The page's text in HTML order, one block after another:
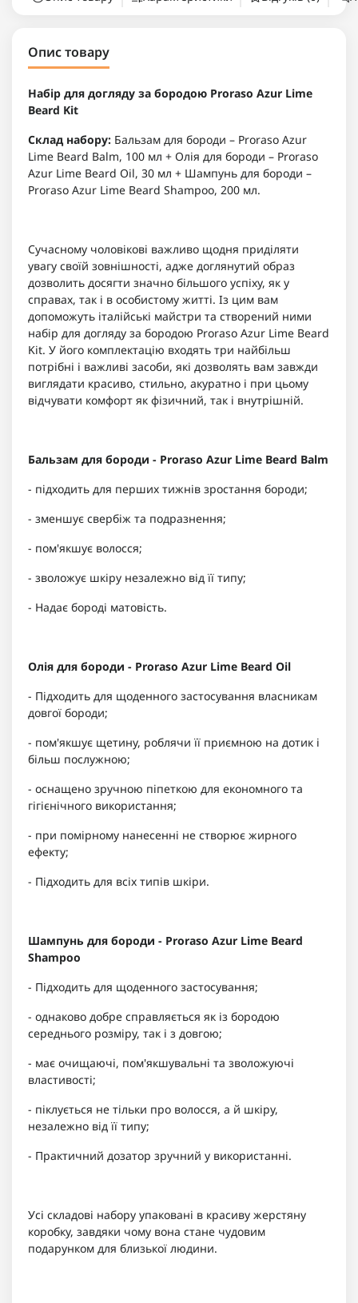
Опис товару
Набір для догляду за бородою Proraso Azur Lime
Beard Kit
Склад набору: Бальзам для бороди – Proraso Azur
Lime Beard Balm, 100 мл + Олія для бороди – Proraso
Azur Lime Beard Oil, 30 мл + Шампунь для бороди –
Proraso Azur Lime Beard Shampoo, 200 мл.
Сучасному чоловікові важливо щодня приділяти
увагу своїй зовнішності, адже доглянутий образ
дозволить досягти значно більшого успіху, як у
справах, так і в особистому житті. Із цим вам
допоможуть італійські майстри та створений ними
набір для догляду за бородою Proraso Azur Lime Beard
Kit. У його комплектацію входять три найбільш
потрібні і важливі засоби, які дозволять вам завжди
виглядати красиво, стильно, акуратно і при цьому
відчувати комфорт як фізичний, так і внутрішній.
Бальзам для бороди - Proraso Azur Lime Beard Balm
- підходить для перших тижнів зростання бороди;
- зменшує свербіж та подразнення;
- пом'якшує волосся;
- зволожує шкіру незалежно від її типу;
- Надає бороді матовість.
Олія для бороди - Proraso Azur Lime Beard Oil
- Підходить для щоденного застосування власникам
довгої бороди;
- пом'якшує щетину, роблячи її приємною на дотик і
більш послужною;
- оснащено зручною піпеткою для економного та
гігієнічного використання;
- при помірному нанесенні не створює жирного
ефекту;
- Підходить для всіх типів шкіри.
Шампунь для бороди - Proraso Azur Lime Beard
Shampoo
- Підходить для щоденного застосування;
- однаково добре справляється як із бородою
середнього розміру, так і з довгою;
- має очищаючі, пом'якшувальні та зволожуючі
властивості;
- піклується не тільки про волосся, а й шкіру,
незалежно від її типу;
- Практичний дозатор зручний у використанні.
Усі складові набору упаковані в красиву жерстяну
коробку, завдяки чому вона стане чудовим
подарунком для близької людини.